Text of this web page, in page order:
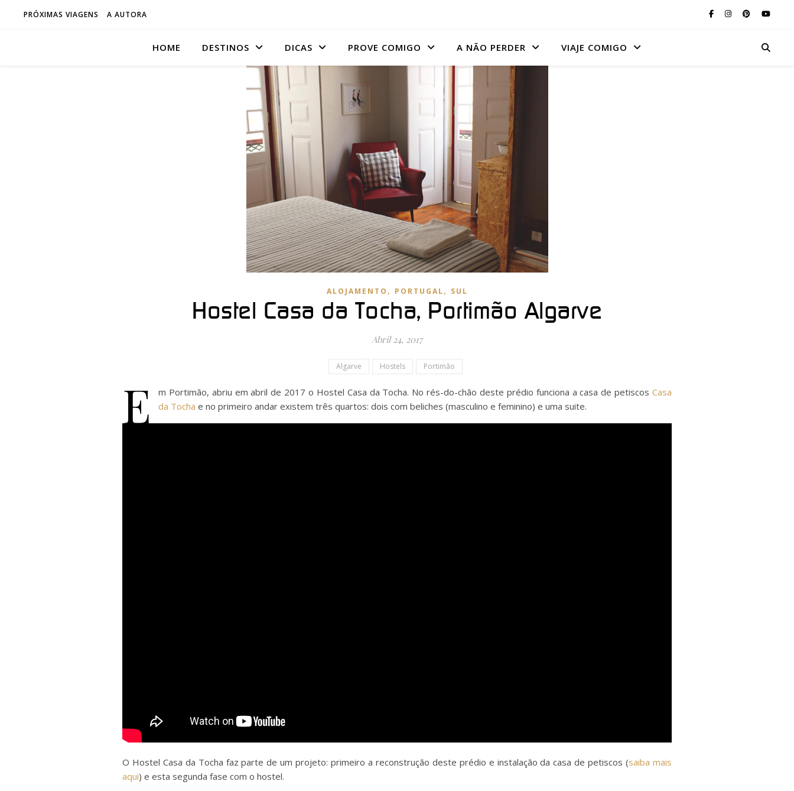
PRÓXIMAS VIAGENS A AUTORA
HOME DESTINOS DICAS PROVE COMIGO A NÃO PERDER VIAJE COMIGO
ALOJAMENTO , PORTUGAL, SUL
Hostel Casa da Tocha, Portimão Algarve
Abril 24, 2017
Algarve Hostels Portimão
E m Portimão, abriu em abril de 2017 o Hostel Casa da Tocha. No rés-do-chão deste prédio funciona a casa de petiscos Casa
da Tocha e no primeiro andar existem três quartos: dois com beliches (masculino e feminino) e uma suite.
O Hostel Casa da Tocha faz parte de um projeto: primeiro a reconstrução deste prédio e instalação da casa de petiscos (saiba mais
aqui) e esta segunda fase com o hostel.